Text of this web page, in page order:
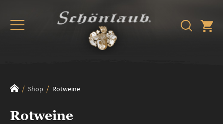
Shop Rotweine
Rotweine